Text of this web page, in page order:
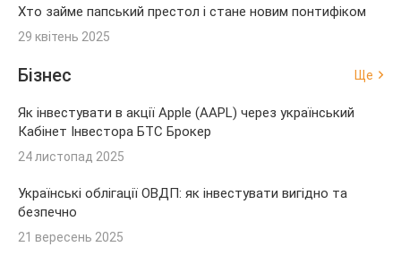
Хто займе папський престол і стане новим понтифіком
29 квітень 2025
Бізнес Ще
Як інвестувати в акції Apple (AAPL) через український
Кабінет Інвестора БТС Брокер
24 листопад 2025
Українські облігації ОВДП: як інвестувати вигідно та
безпечно
21 вересень 2025